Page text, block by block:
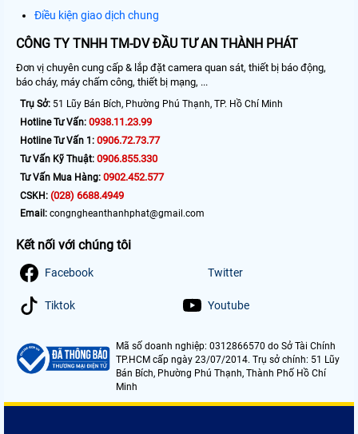
Điều kiện giao dịch chung
CÔNG TY TNHH TM-DV ĐẦU TƯ AN THÀNH PHÁT
Đơn vị chuyên cung cấp & lắp đặt camera quan sát, thiết bị báo động,
báo cháy, máy chấm công, thiết bị mạng, ...
Trụ Sở: 51 Lũy Bán Bích, Phường Phú Thạnh, TP. Hồ Chí Minh
Hotline Tư Vấn: 0938.11.23.99
Hotline Tư Vấn 1: 0906.72.73.77
Tư Vấn Kỹ Thuật: 0906.855.330
Tư Vấn Mua Hàng: 0902.452.577
CSKH: (028) 6688.4949
Email: congngheanthanhphat@gmail.com
Kết nối với chúng tôi
Facebook Twitter
Tiktok Youtube
Mã số doanh nghiệp: 0312866570 do Sở Tài Chính
TP.HCM cấp ngày 23/07/2014. Trụ sở chính: 51 Lũy
Bán Bích, Phường Phú Thạnh, Thành Phố Hồ Chí
Minh